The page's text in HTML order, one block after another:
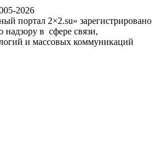
2026
портал 2×2.su» зарегистрировано
в сфере связи,
и массовых коммуникаций